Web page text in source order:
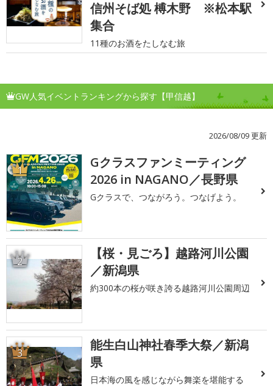
信州そば処 榑木野 ※松本駅
集合
11種のお酒をたしなむ旅
GW人気イベントランキングから探す【甲信越】
2026/08/09 更新
1
Gクラスファンミーティング
2026 in NAGANO／長野県
Gクラスで、つながろう。つなげよう。
2
【桜・見ごろ】越路河川公園
／新潟県
約300本の桜が咲き誇る越路河川公園周辺
3
能生白山神社春季大祭／新潟
県
日本海の風を感じながら舞楽を堪能する